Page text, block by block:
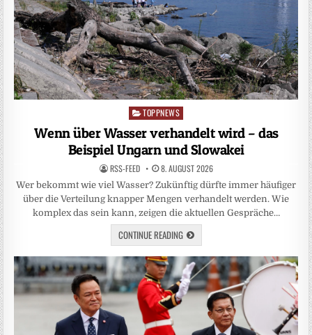
Posted
TOPPNEWS
Wenn über Wasser verhandelt wird – das
Beispiel Ungarn und Slowakei
RSS-FEED 8. AUGUST 2026
Wer bekommt wie viel Wasser? Zukünftig dürfte immer häufiger
über die Verteilung knapper Mengen verhandelt werden. Wie
komplex das sein kann, zeigen die aktuellen Gespräche…
CONTINUE READING